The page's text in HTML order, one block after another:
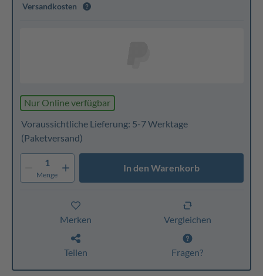
Versandkosten
Nur Online verfügbar
Voraussichtliche Lieferung: 5-7 Werktage
(Paketversand)
1
Menge
In den Warenkorb
Merken Vergleichen
Teilen Fragen?